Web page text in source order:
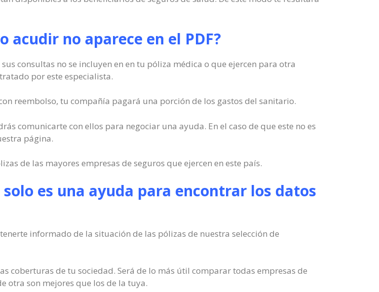
acudir no aparece en el PDF?
consultas no se incluyen en en tu póliza médica o que ejercen para otra
por este especialista.
reembolso, tu compañía pagará una porción de los gastos del sanitario.
comunicarte con ellos para negociar una ayuda. En el caso de que este no es
página.
de las mayores empresas de seguros que ejercen en este país.
es una ayuda para encontrar los datos
informado de la situación de las pólizas de nuestra selección de
coberturas de tu sociedad. Será de lo más útil comparar todas empresas de
otra son mejores que los de la tuya.